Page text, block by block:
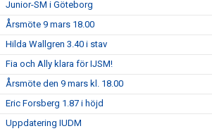
Junior-SM i Göteborg
Årsmöte 9 mars 18.00
Hilda Wallgren 3.40 i stav
Fia och Ally klara för IJSM!
Årsmöte den 9 mars kl. 18.00
Eric Forsberg 1.87 i höjd
Uppdatering IUDM